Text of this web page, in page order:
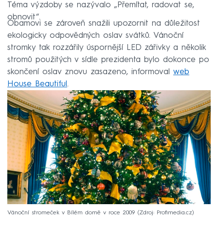
Téma výzdoby se nazývalo „Přemítat, radovat se,
obnovit“.
Obamovi se zároveň snažili upozornit na důležitost
ekologicky odpovědných oslav svátků. Vánoční
stromky tak rozzářily úspornější LED zářivky a několik
stromů použitých v sídle prezidenta bylo dokonce po
skončení oslav znovu zasazeno, informoval web
House Beautiful .
Vánoční stromeček v Bílém domě v roce 2009 Zdroj: Profimedia.cz